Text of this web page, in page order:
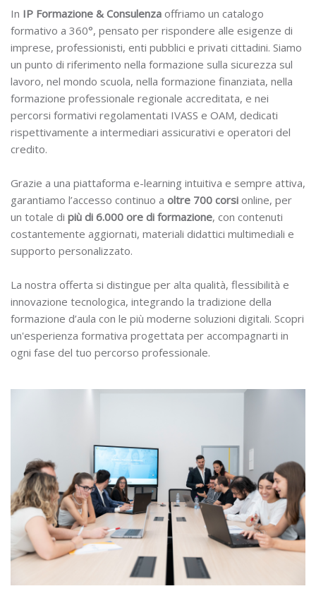
In IP Formazione & Consulenza offriamo un catalogo
formativo a 360°, pensato per rispondere alle esigenze di
imprese, professionisti, enti pubblici e privati cittadini. Siamo
un punto di riferimento nella formazione sulla sicurezza sul
lavoro, nel mondo scuola, nella formazione finanziata, nella
formazione professionale regionale accreditata, e nei
percorsi formativi regolamentati IVASS e OAM, dedicati
rispettivamente a intermediari assicurativi e operatori del
credito.
Grazie a una piattaforma e-learning intuitiva e sempre attiva,
garantiamo l’accesso continuo a oltre 700 corsi online, per
un totale di più di 6.000 ore di formazione, con contenuti
costantemente aggiornati, materiali didattici multimediali e
supporto personalizzato.
La nostra offerta si distingue per alta qualità, flessibilità e
innovazione tecnologica, integrando la tradizione della
formazione d’aula con le più moderne soluzioni digitali. Scopri
un'esperienza formativa progettata per accompagnarti in
ogni fase del tuo percorso professionale.